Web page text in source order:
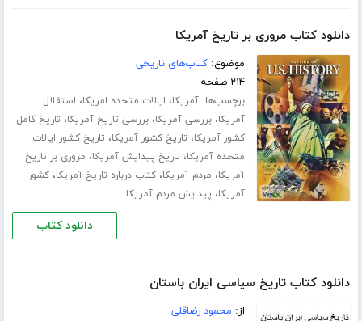
دانلود کتاب مروری بر تاریخ آمریکا
موضوع:کتاب‌های تاریخی
۲۱۴ صفحه
برچسب‌ها:آمریکا، ایالات متحده امریکا، استقلال
آمریکا،بررسی آمریکا،بررسی تاریخ آمریکا، تاریخ کامل
کشور آمریکا، تاریخ کشور آمریکا، تاریخ کشور ایالات
متحده آمریکا، تاریخ پیدایش آمریکا، مروری بر تاریخ
آمریکا، مردم آمریکا،کتاب درباره تاریخ آمریکا،کشور
آمریکا، پیدایش مردم آمریکا
دانلود کتاب
دانلود کتاب تاریخ سیاسی ایران باستان
از: محمود رضاقلی